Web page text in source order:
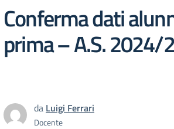
Conferma dati
prima – A.S. 2024/
da Luigi Ferrari
Docente